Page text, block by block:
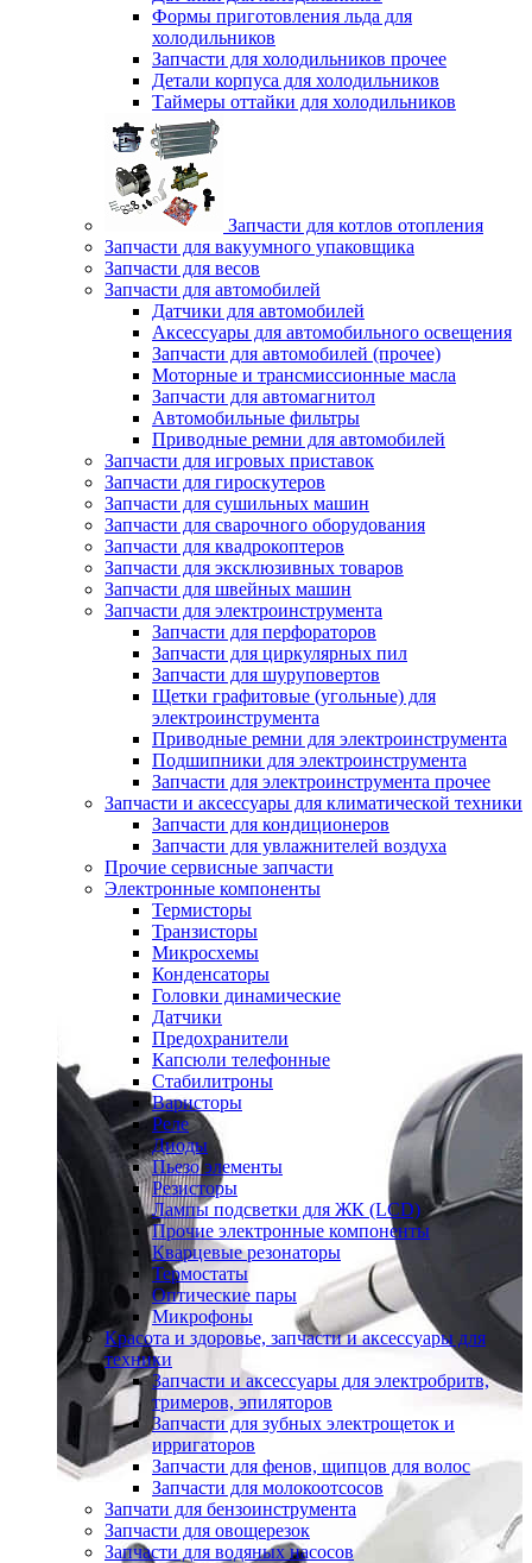
Формы приготовления льда для
холодильников
Запчасти для холодильников прочее
Детали корпуса для холодильников
Таймеры оттайки для холодильников
Запчасти для котлов отопления
Запчасти для вакуумного упаковщика
Запчасти для весов
Запчасти для автомобилей
Датчики для автомобилей
Аксессуары для автомобильного освещения
Запчасти для автомобилей (прочее)
Моторные и трансмиссионные масла
Запчасти для автомагнитол
Автомобильные фильтры
Приводные ремни для автомобилей
Запчасти для игровых приставок
Запчасти для гироскутеров
Запчасти для сушильных машин
Запчасти для сварочного оборудования
Запчасти для квадрокоптеров
Запчасти для эксклюзивных товаров
Запчасти для швейных машин
Запчасти для электроинструмента
Запчасти для перфораторов
Запчасти для циркулярных пил
Запчасти для шуруповертов
Щетки графитовые (угольные) для
электроинструмента
Приводные ремни для электроинструмента
Подшипники для электроинструмента
Запчасти для электроинструмента прочее
Запчасти и аксессуары для климатической техники
Запчасти для кондиционеров
Запчасти для увлажнителей воздуха
Прочие сервисные запчасти
Электронные компоненты
Термисторы
Транзисторы
Микросхемы
Конденсаторы
Головки динамические
Датчики
Предохранители
Капсюли телефонные
Стабилитроны
Варисторы
Реле
Диоды
Пьезо элементы
Резисторы
Лампы подсветки для ЖК (LCD)
Прочие электронные компоненты
Кварцевые резонаторы
Термостаты
Оптические пары
Микрофоны
Красота и здоровье, запчасти и аксессуары для
техники
Запчасти и аксессуары для электробритв,
тримеров, эпиляторов
Запчасти для зубных электрощеток и
ирригаторов
Запчасти для фенов, щипцов для волос
Запчасти для молокоотсосов
Запчати для бензоинструмента
Запчасти для овощерезок
Запчасти для водяных насосов